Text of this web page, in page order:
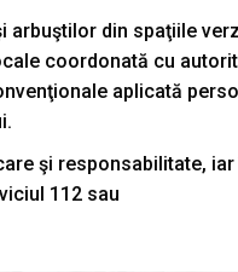
din spaţiile
coordonată cu
aplicată
şi responsabilitate,
112 sau